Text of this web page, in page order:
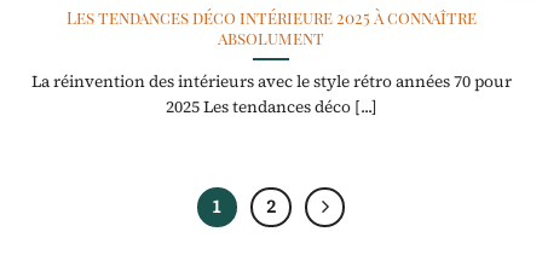
Les tendances déco intérieure 2025 à connaître
absolument
La réinvention des intérieurs avec le style rétro années 70 pour
2025 Les tendances déco [...]
1 2